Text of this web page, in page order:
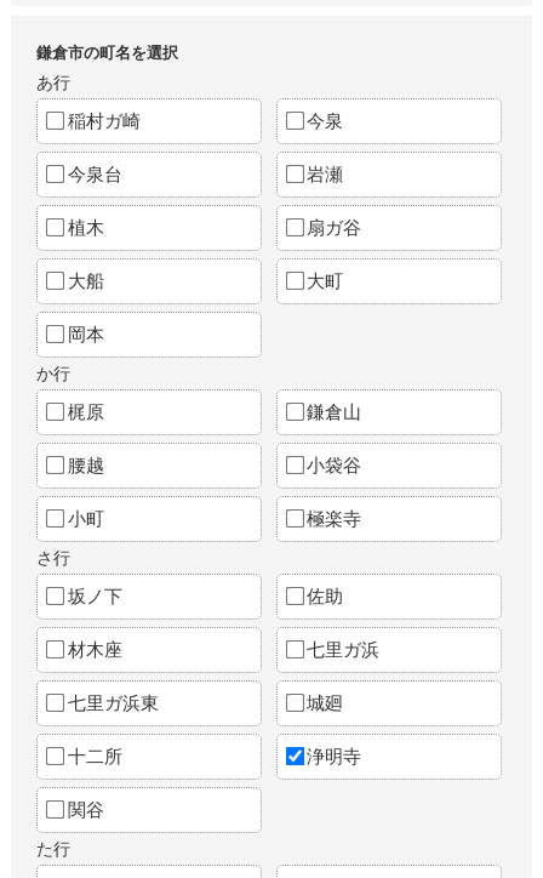
鎌倉市の町名を選択
あ行
稲村ガ崎 今泉
今泉台 岩瀬
植木 扇ガ谷
大船 大町
岡本
か行
梶原 鎌倉山
腰越 小袋谷
小町 極楽寺
さ行
坂ノ下 佐助
材木座 七里ガ浜
七里ガ浜東 城廻
十二所 浄明寺
関谷
た行